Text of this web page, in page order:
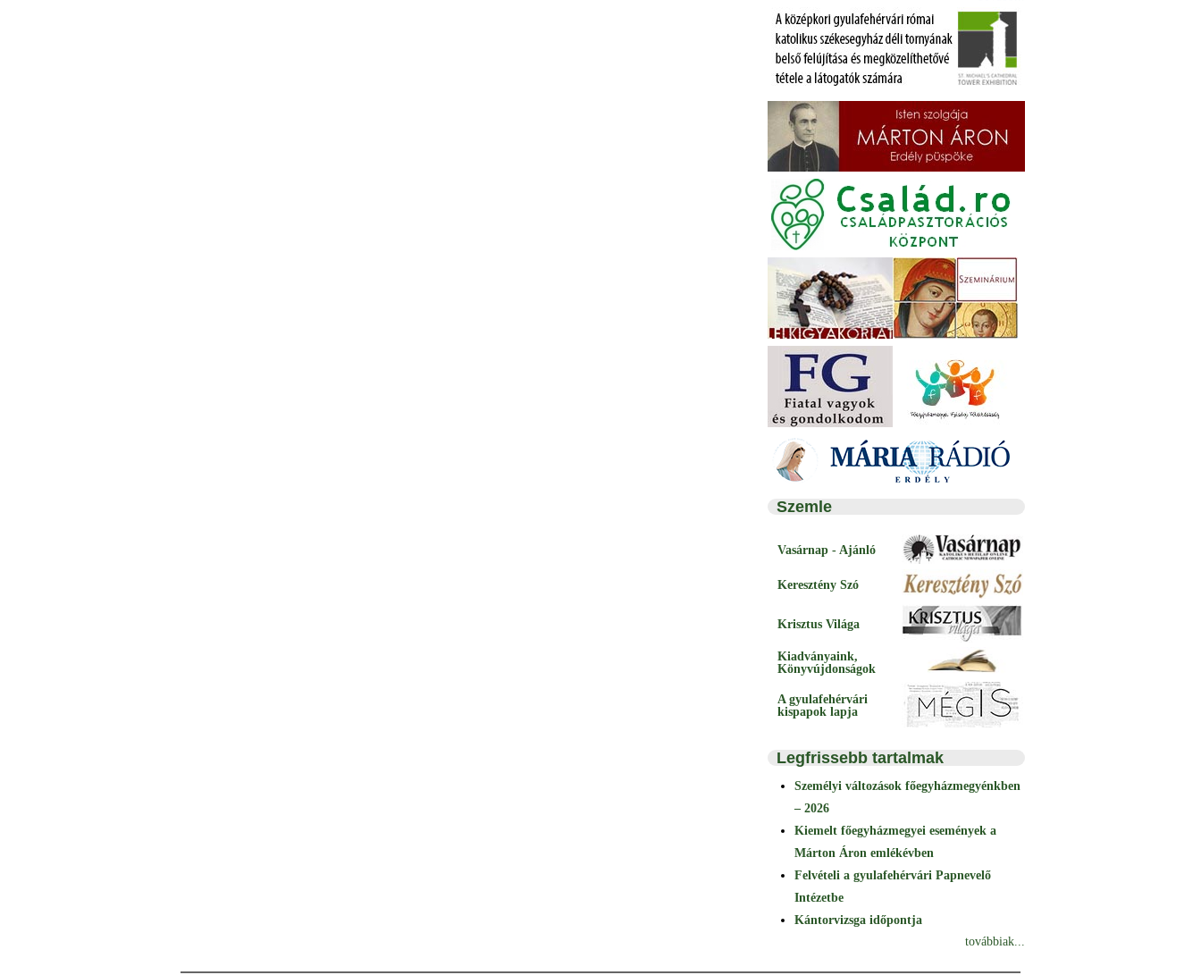
Szemle
Vasárnap - Ajánló
Keresztény Szó
Krisztus Világa
Kiadványaink,
Könyvújdonságok
A gyulafehérvári
kispapok lapja
Legfrissebb tartalmak
Személyi változások főegyházmegyénkben
– 2026
Kiemelt főegyházmegyei események a
Márton Áron emlékévben
Felvételi a gyulafehérvári Papnevelő
Intézetbe
Kántorvizsga időpontja
továbbiak...